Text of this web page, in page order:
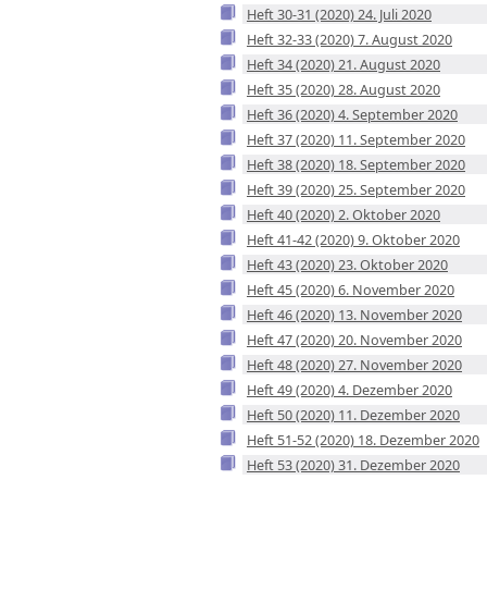
Heft 30-31 (2020) 24. Juli 2020
Heft 32-33 (2020) 7. August 2020
Heft 34 (2020) 21. August 2020
Heft 35 (2020) 28. August 2020
Heft 36 (2020) 4. September 2020
Heft 37 (2020) 11. September 2020
Heft 38 (2020) 18. September 2020
Heft 39 (2020) 25. September 2020
Heft 40 (2020) 2. Oktober 2020
Heft 41-42 (2020) 9. Oktober 2020
Heft 43 (2020) 23. Oktober 2020
Heft 45 (2020) 6. November 2020
Heft 46 (2020) 13. November 2020
Heft 47 (2020) 20. November 2020
Heft 48 (2020) 27. November 2020
Heft 49 (2020) 4. Dezember 2020
Heft 50 (2020) 11. Dezember 2020
Heft 51-52 (2020) 18. Dezember 2020
Heft 53 (2020) 31. Dezember 2020